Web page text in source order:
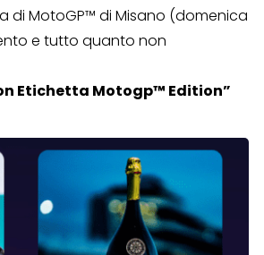
di MotoGP™ di Misano (domenica
e tutto quanto non
Etichetta Motogp™ Edition”
Operazione a premio
“LA SVOLTA IN CUCINA
13 Gennaio 2022